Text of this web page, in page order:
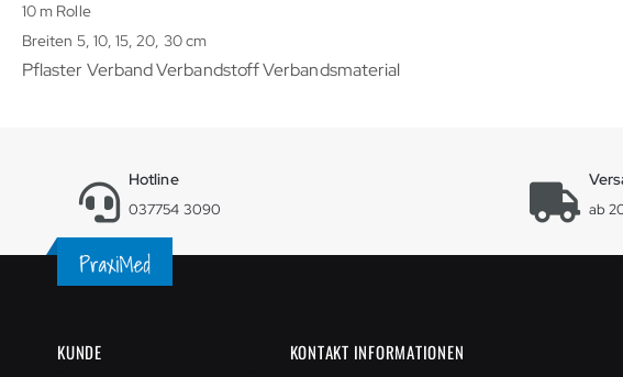
10 m Rolle
Breiten 5, 10, 15, 20, 30 cm
Pflaster Verband Verbandstoff Verbandsmaterial
Hotline
037754 3090 ab
KUNDE KONTAKT INFORMATIONEN